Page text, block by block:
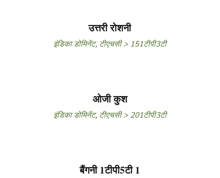
उत्तरी रोशनी
इंडिका डोमिनेंट, टीएचसी > 151टीपी3टी
ओजी कुश
इंडिका डोमिनेंट, टीएचसी > 201टीपी3टी
बैंगनी 1टीपी5टी 1